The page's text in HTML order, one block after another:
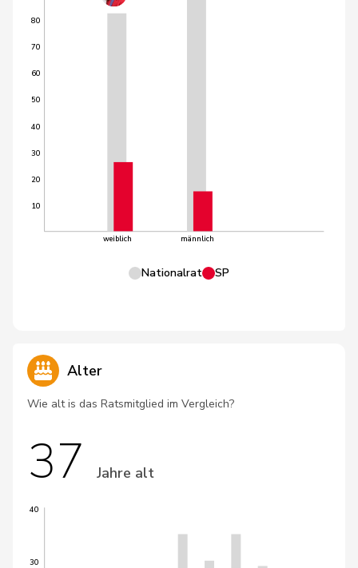
10
20
30
40
50
60
70
80
weiblich männlich
Nationalrat SP
Alter
Wie alt is das Ratsmitglied im Vergleich?
37 Jahre alt
30
40